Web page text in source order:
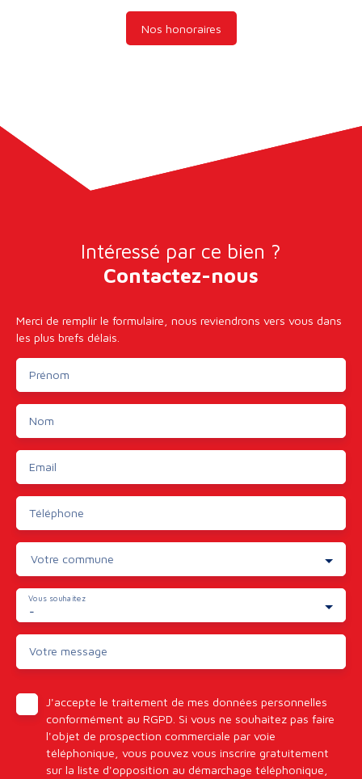
Nos honoraires
Intéressé par ce bien ?
Contactez-nous
Merci de remplir le formulaire, nous reviendrons vers vous dans
les plus brefs délais.
Prénom
Nom
Email
Téléphone
Votre commune
-
Vous souhaitez
Votre message
J'accepte le traitement de mes données personnelles
conformément au RGPD. Si vous ne souhaitez pas faire
l'objet de prospection commerciale par voie
téléphonique, vous pouvez vous inscrire gratuitement
sur la liste d'opposition au démarchage téléphonique,